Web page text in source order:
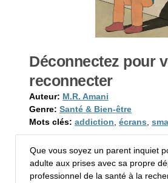
Déconnectez pour
reconnecter
Auteur: M.R. Amani
Genre: Santé & Bien-être
Mots clés: addiction, écrans,
Que vous soyez un parent inquiet
adulte aux prises avec sa propre
professionnel de la santé à la